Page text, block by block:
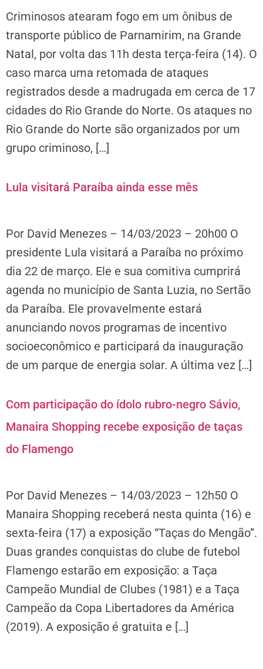
Criminosos atearam fogo em um ônibus de
transporte público de Parnamirim, na Grande
Natal, por volta das 11h desta terça-feira (14). O
caso marca uma retomada de ataques
registrados desde a madrugada em cerca de 17
cidades do Rio Grande do Norte. Os ataques no
Rio Grande do Norte são organizados por um
grupo criminoso, […]
Lula visitará Paraíba ainda esse mês
Por David Menezes – 14/03/2023 – 20h00 O
presidente Lula visitará a Paraíba no próximo
dia 22 de março. Ele e sua comitiva cumprirá
agenda no município de Santa Luzia, no Sertão
da Paraíba. Ele provavelmente estará
anunciando novos programas de incentivo
socioeconômico e participará da inauguração
de um parque de energia solar. A última vez […]
Com participação do ídolo rubro-negro Sávio,
Manaira Shopping recebe exposição de taças
do Flamengo
Por David Menezes – 14/03/2023 – 12h50 O
Manaira Shopping receberá nesta quinta (16) e
sexta-feira (17) a exposição “Taças do Mengão”.
Duas grandes conquistas do clube de futebol
Flamengo estarão em exposição: a Taça
Campeão Mundial de Clubes (1981) e a Taça
Campeão da Copa Libertadores da América
(2019). A exposição é gratuita e […]